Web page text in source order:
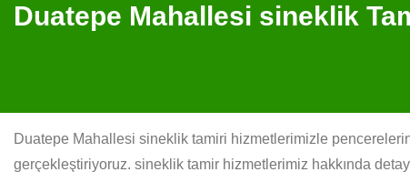
Duatepe Mahallesi sineklik
Duatepe Mahallesi sineklik tamiri hizmetlerimizle
gerçekleştiriyoruz. sineklik tamir hizmetlerimiz hakkında